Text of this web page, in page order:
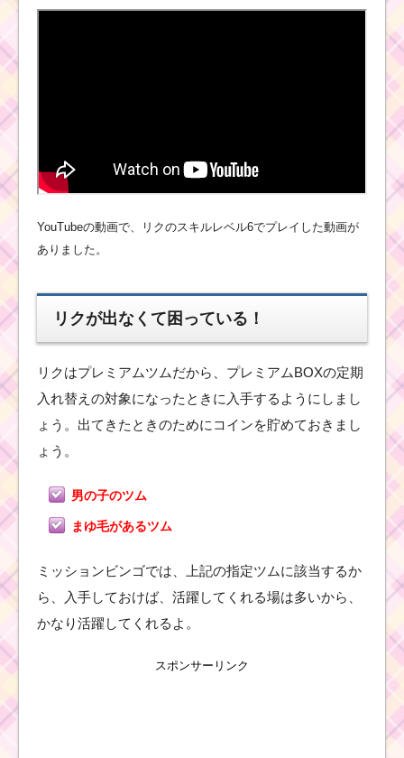
ボ
とスキル画像･高得点を
だすには？
高得点派？コイ
ツ
ツ
ム
！
ツムツムキャラクタ
YouTubeの動画で、リクのスキルレベル6でプレイした動画が
ありました。
リクが出なくて困っている！
リクはプレミアムツムだから、プレミアムBOXの定期
入れ替えの対象になったときに入手するようにしまし
ょう。出てきたときのためにコインを貯めておきまし
ょう。
男の子のツム
まゆ毛があるツム
ミッションビンゴでは、上記の指定ツムに該当するか
ら、入手しておけば、活躍してくれる場は多いから、
かなり活躍してくれるよ。
スポンサーリンク